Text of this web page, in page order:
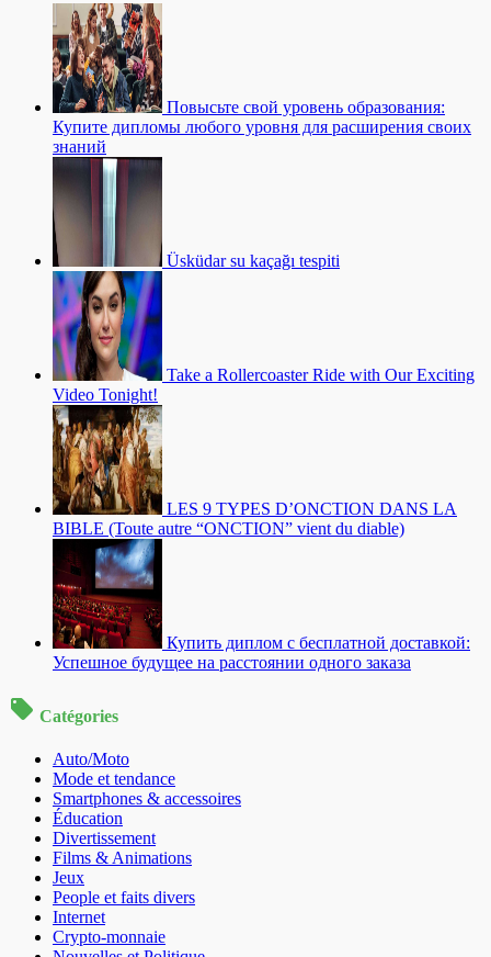
Повысьте свой уровень образования:
Купите дипломы любого уровня для расширения своих
знаний
Üsküdar su kaçağı tespiti
Take a Rollercoaster Ride with Our Exciting
Video Tonight!
LES 9 TYPES D’ONCTION DANS LA
BIBLE (Toute autre “ONCTION” vient du diable)
Купить диплом с бесплатной доставкой:
Успешное будущее на расстоянии одного заказа
Catégories
Auto/Moto
Mode et tendance
Smartphones & accessoires
Éducation
Divertissement
Films & Animations
Jeux
People et faits divers
Internet
Crypto-monnaie